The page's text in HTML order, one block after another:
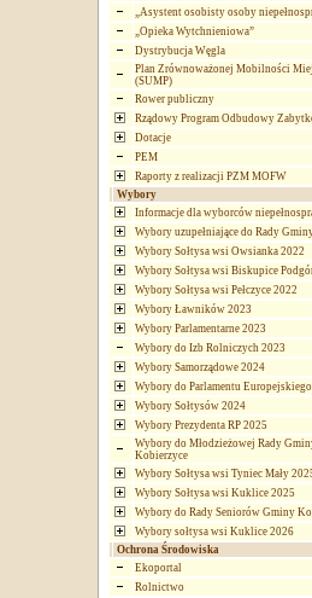
„Asystent osobisty osoby
„Opieka Wytchnieniowa”
Dystrybucja Węgla
Plan Zrównoważonej Mobilności
(SUMP)
Rower publiczny
Rządowy Program Odbudowy
Dotacje
PEM
Raporty z realizacji PZM MOFW
Wybory
Informacje dla wyborców
Wybory uzupełniające do Rady
Wybory Sołtysa wsi Owsianka 2022
Wybory Sołtysa wsi Biskupice
Wybory Sołtysa wsi Pełczyce 2022
Wybory Ławników 2023
Wybory Parlamentarne 2023
Wybory do Izb Rolniczych 2023
Wybory Samorządowe 2024
Wybory do Parlamentu
Wybory Sołtysów 2024
Wybory Prezydenta RP 2025
Wybory do Młodzieżowej Rady
Kobierzyce
Wybory Sołtysa wsi Tyniec Mały
Wybory Sołtysa wsi Kuklice 2025
Wybory do Rady Seniorów Gminy
Wybory sołtysa wsi Kuklice 2026
Ochrona Środowiska
Ekoportal
Rolnictwo